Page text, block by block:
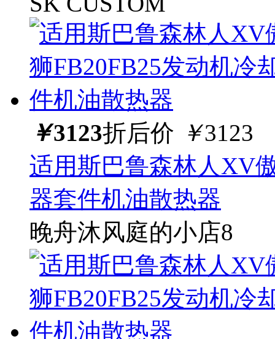
￥3123折后价 ￥3123
适用斯巴鲁森林人XV
器套件机油散热器
晚舟沐风庭的小店8